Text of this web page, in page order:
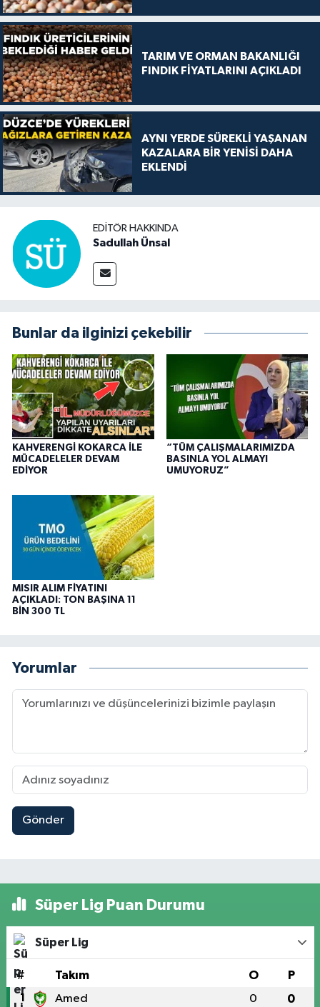
TARIM VE ORMAN BAKANLIĞI
FINDIK FİYATLARINI AÇIKLADI
AYNI YERDE SÜREKLİ YAŞANAN
KAZALARA BİR YENİSİ DAHA
EKLENDİ
EDITÖR HAKKINDA
Sadullah Ünsal
Bunlar da ilginizi çekebilir
KAHVERENGİ KOKARCA İLE
MÜCADELELER DEVAM
EDİYOR
“TÜM ÇALIŞMALARIMIZDA
BASINLA YOL ALMAYI
UMUYORUZ”
MISIR ALIM FİYATINI
AÇIKLADI: TON BAŞINA 11
BİN 300 TL
Yorumlar
Gönder
Süper Lig Puan Durumu
Süper Lig
# Takım O P
1 Amed 0 0